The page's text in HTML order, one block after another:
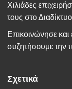
Χιλιάδες
τους στο
Επικοινώνησε
συζητήσουμε την
Σχετικά